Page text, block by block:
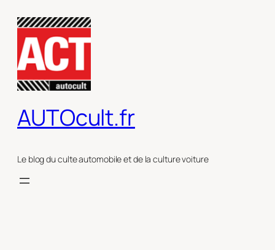
contenu
AUTOcult.fr
Le blog du culte automobile et de la culture voiture